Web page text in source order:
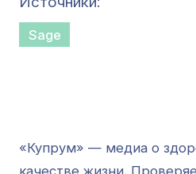
Sage
«Купрум» — медиа о
качестве жизни.